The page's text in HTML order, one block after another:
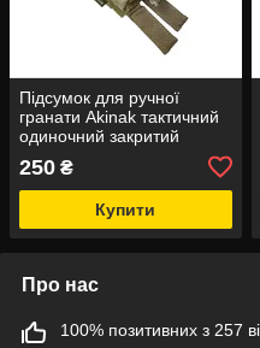
Підсумок для ручної
гранати Akinak тактичний
одиночний закритий
250 ₴
Купити
Про нас
100% позитивних з 257